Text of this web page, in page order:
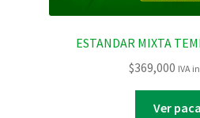
ESTANDAR MIXTA
$369,000 IVA
Ver paca